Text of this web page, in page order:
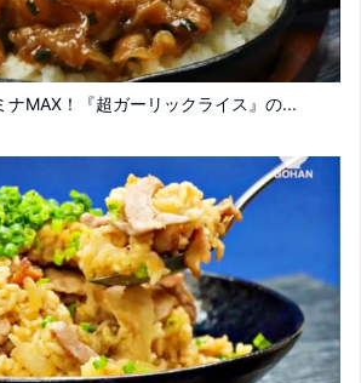
ナMAX！『超ガーリックライス』の...